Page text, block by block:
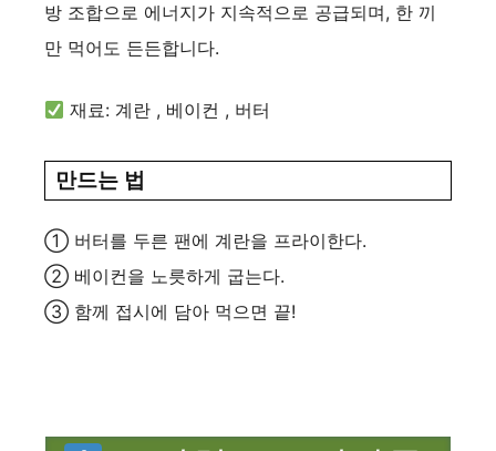
방 조합으로 에너지가 지속적으로 공급되며, 한 끼
만 먹어도 든든합니다.
재료: 계란 , 베이컨 , 버터
만드는 법
① 버터를 두른 팬에 계란을 프라이한다.
② 베이컨을 노릇하게 굽는다.
③ 함께 접시에 담아 먹으면 끝!